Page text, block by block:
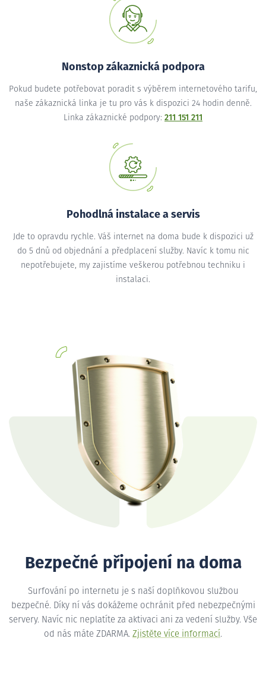
Nonstop zákaznická podpora
Pokud budete potřebovat poradit s výběrem internetového tarifu,
naše zákaznická linka je tu pro vás k dispozici 24 hodin denně.
Linka zákaznické podpory: 211 151 211
Pohodlná instalace a servis
Jde to opravdu rychle. Váš internet na doma bude k dispozici už
do 5 dnů od objednání a předplacení služby. Navíc k tomu nic
nepotřebujete, my zajistíme veškerou potřebnou techniku i
instalaci.
Bezpečné připojení na doma
Surfování po internetu je s naší doplňkovou službou
bezpečné. Díky ní vás dokážeme ochránit před nebezpečnými
servery. Navíc nic neplatíte za aktivaci ani za vedení služby. Vše
od nás máte ZDARMA. Zjistěte více informací.